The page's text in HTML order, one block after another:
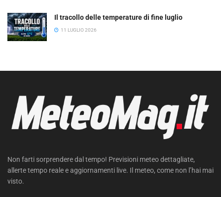
Il tracollo delle temperature di fine luglio
11 LUGLIO 2026
Non farti sorprendere dal tempo! Previsioni meteo dettagliate,
allerte tempo reale e aggiornamenti live. Il meteo, come non l’hai mai
visto.